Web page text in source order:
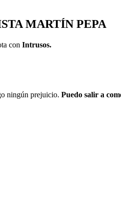
MARTÍN PEPA
con Intrusos.
ningún prejuicio. Puedo salir a